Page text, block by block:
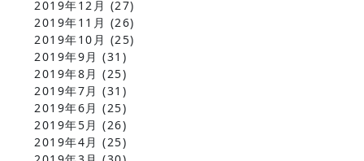
2019年12月 (27)
2019年11月 (26)
2019年10月 (25)
2019年9月 (31)
2019年8月 (25)
2019年7月 (31)
2019年6月 (25)
2019年5月 (26)
2019年4月 (25)